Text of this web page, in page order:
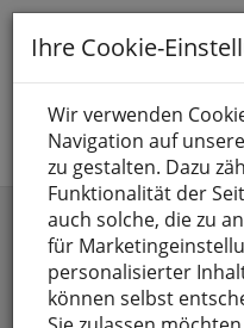
Toggle
Suche nach
HELSINKI
Ihre Cookie-
Wir verwenden
Navigation auf
zu gestalten. Dazu
Funktionalität der
auch solche, die zu
für
personalisierter
können selbst